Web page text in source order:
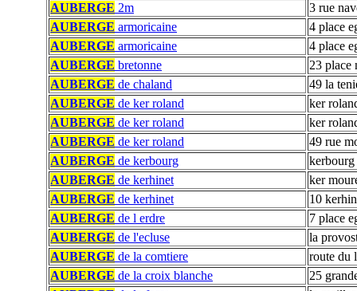
AUBERGE 2m
3 rue
AUBERGE armoricaine
4 place
AUBERGE armoricaine
4 place
AUBERGE bretonne
23 place
AUBERGE de chaland
49 la
AUBERGE de ker roland
ker
AUBERGE de ker roland
ker
AUBERGE de ker roland
49 rue
AUBERGE de kerbourg
kerbourg
AUBERGE de kerhinet
ker
AUBERGE de kerhinet
10
AUBERGE de l erdre
7 place
AUBERGE de l'ecluse
la
AUBERGE de la comtiere
route du
AUBERGE de la croix blanche
25